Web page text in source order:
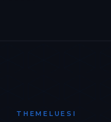
THEMELUESI